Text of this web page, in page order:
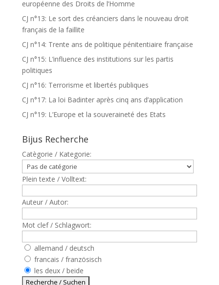
européenne des Droits de l’Homme
CJ n°13: Le sort des créanciers dans le nouveau droit
français de la faillite
CJ n°14: Trente ans de politique pénitentiaire française
CJ n°15: L’influence des institutions sur les partis
politiques
CJ n°16: Terrorisme et libertés publiques
CJ n°17: La loi Badinter après cinq ans d’application
CJ n°19: L’Europe et la souveraineté des Etats
Bijus Recherche
Catègorie / Kategorie:
Plein texte / Volltext:
Auteur / Autor:
Mot clef / Schlagwort:
allemand / deutsch
francais / französisch
les deux / beide